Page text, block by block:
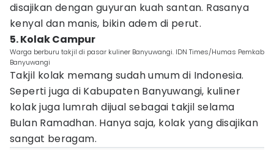
disajikan dengan guyuran kuah santan. Rasanya
kenyal dan manis, bikin adem di perut.
5. Kolak Campur
Warga berburu takjil di pasar kuliner Banyuwangi. IDN Times/Humas Pemkab
Banyuwangi
Takjil kolak memang sudah umum di Indonesia.
Seperti juga di Kabupaten Banyuwangi, kuliner
kolak juga lumrah dijual sebagai takjil selama
Bulan Ramadhan. Hanya saja, kolak yang disajikan
sangat beragam.